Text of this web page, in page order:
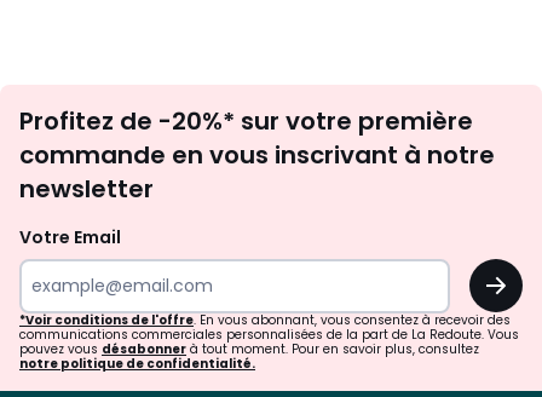
newsletter
Profitez de -20%* sur votre première
commande en vous inscrivant à notre
newsletter
Votre Email
OK
*Voir conditions de l'offre. En vous abonnant, vous consentez à recevoir des
communications commerciales personnalisées de la part de La Redoute. Vous
pouvez vous désabonner à tout moment. Pour en savoir plus, consultez
notre politique de confidentialité.